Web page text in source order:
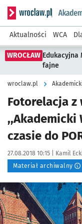
Serwis
Aktualności WCA
WROCŁAW Edukacyjna
fajne
wroclaw.pl
Fotorelacja z
,,Akademicki
czasie do
Data publikacji:
27.08.2018 10:15 | Autor:
Kamil
Materiał archiwalny
Kliknij, aby powiększyć